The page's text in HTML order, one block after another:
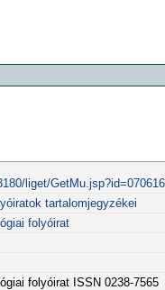
liget/
tartalomjegyzékei
folyóirat
folyóirat ISSN 0238-7565